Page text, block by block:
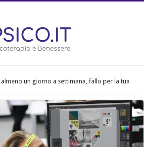
almeno un giorno a settimana, fallo per la tua